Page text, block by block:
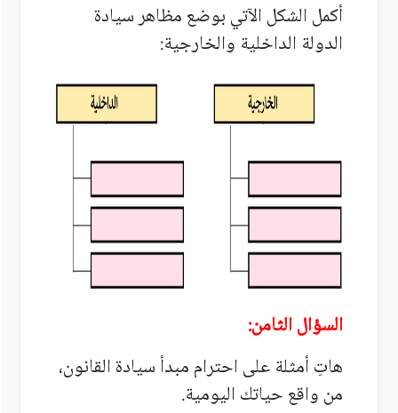
أكمل الشكل الآتي بوضع مظاهر سيادة
الدولة الداخلية والخارجية:
السؤال الثامن:
هاتِ أمثلة على احترام مبدأ سيادة القانون،
من واقع حياتك اليومية.